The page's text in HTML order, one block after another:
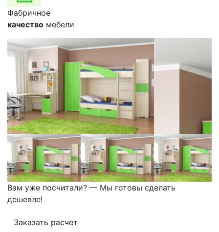
Фабричное
качество мебели
Вам уже посчитали? — Мы готовы сделать
дешевле!
Заказать расчет